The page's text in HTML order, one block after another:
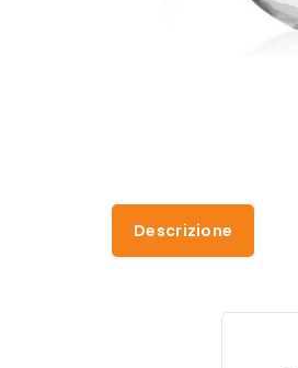
Descrizione